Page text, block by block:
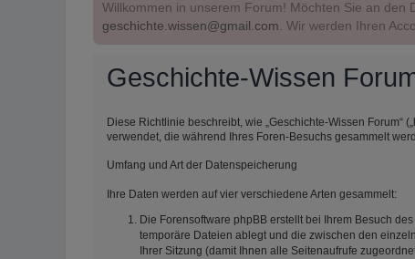
Willkommen in unserem Forum! Möchten Sie an den
geschichte.wissen@gmail.com. Wir werden Ihren
Geschichte-Wissen
Diese Richtlinie beschreibt, wie „Geschichte-Wissen Forum“
verwendet, die während Ihres Foren-Besuchs gesammelt
Umfang und Art der Datenspeicherung
Ihre Daten werden auf vier verschiedene Arten gesammelt:
Die Forensoftware phpBB erstellt bei Ihrem Besuch
temporäre Dateien ablegt und die zwischen den
Ihrer Sitzung (damit Ihnen alle Seitenaufrufe